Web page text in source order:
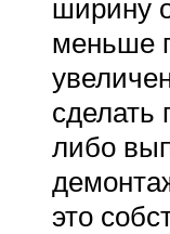
ширину
меньше
сделать
либо
это